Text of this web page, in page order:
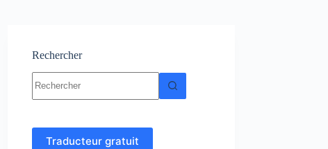
Rechercher
résultat
Traducteur gratuit